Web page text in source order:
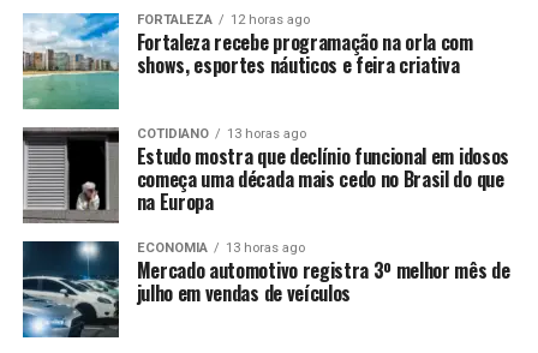
FORTALEZA 12 horas ago
Fortaleza recebe programação na orla com
shows, esportes náuticos e feira criativa
COTIDIANO 13 horas ago
Estudo mostra que declínio funcional em idosos
começa uma década mais cedo no Brasil do que
na Europa
ECONOMIA 13 horas ago
Mercado automotivo registra 3º melhor mês de
julho em vendas de veículos